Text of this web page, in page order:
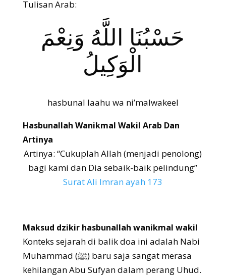
Tulisan Arab:
حَسْبُنَا اللَّهُ وَنِعْمَ
الْوَكِيلُ
hasbunal laahu wa ni’malwakeel
Hasbunallah Wanikmal Wakil Arab Dan
Artinya
Artinya: “Cukuplah Allah (menjadi penolong)
bagi kami dan Dia sebaik-baik pelindung”
Surat Ali Imran ayah 173
Maksud dzikir hasbunallah wanikmal wakil
Konteks sejarah di balik doa ini adalah Nabi
Muhammad (ﷺ) baru saja sangat merasa
kehilangan Abu Sufyan dalam perang Uhud.